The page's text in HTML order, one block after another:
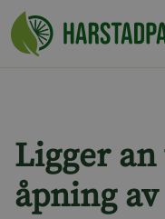
Hopp
til
innhold
Ligger
åpning